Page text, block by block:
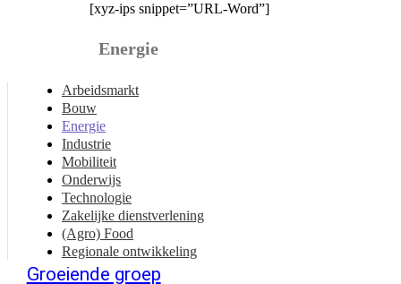
[xyz-ips snippet=”URL-Word”]
Energie
Arbeidsmarkt
Bouw
Energie
Industrie
Mobiliteit
Onderwijs
Technologie
Zakelijke dienstverlening
(Agro) Food
Regionale ontwikkeling
Groeiende groep